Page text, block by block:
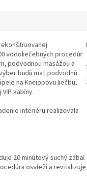
vodoliečebných procedúr.
podvodnou masážou a
budú mať podvodnú
na Kneippovu liečbu,
kabíny.
interiéru realizovala
20 minútový suchý zábal
osvieži a revitalizuje